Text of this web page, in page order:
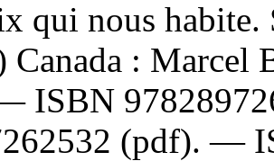
qui nous
Canada :
ISBN
(pdf). —